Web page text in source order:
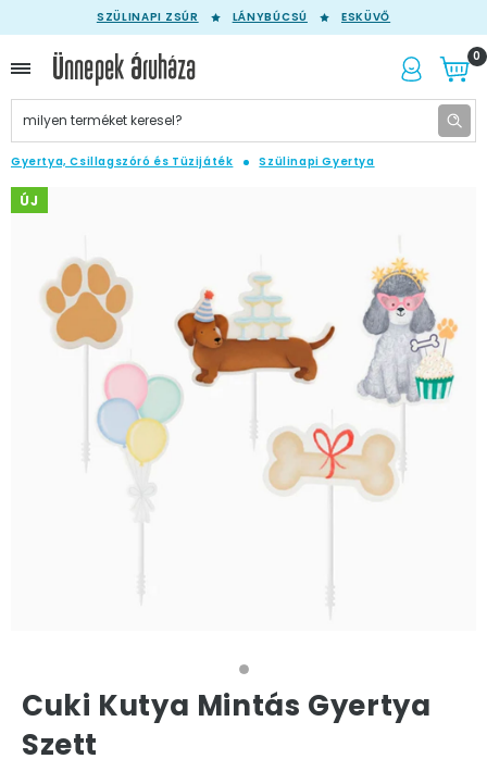
SZÜLINAPI ZSÚR LÁNYBÚCSÚ ESKÜVŐ
0
Gyertya, Csillagszóró és Tüzijáték Szülinapi Gyertya
ÚJ
Cuki Kutya Mintás Gyertya
Szett